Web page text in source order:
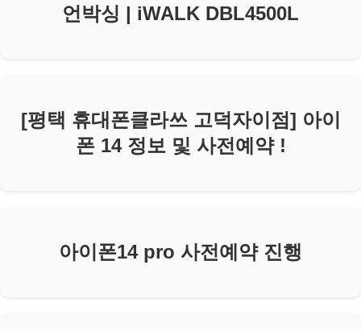
언박싱 | iWALK DBL4500L
[평택 휴대폰클라쓰 고덕자이점] 아이
폰 14 정보 및 사전예약 !
아이폰14 pro 사전예약 진행